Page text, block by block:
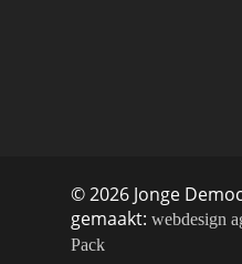
© 2026 Jonge
gemaakt: webdesign
Pack